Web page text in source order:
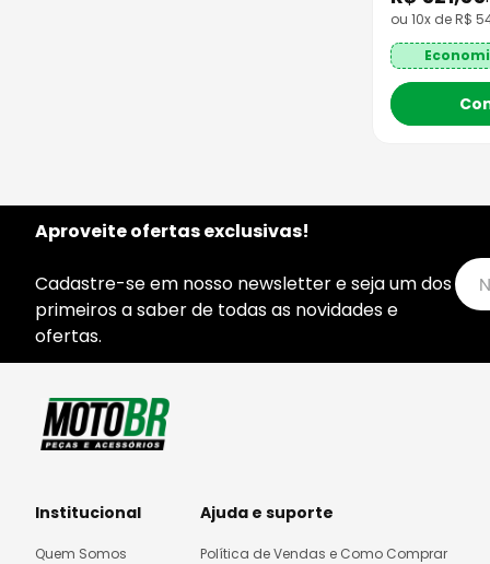
ou 10x deR$
Aproveite ofertas exclusivas!
Cadastre-se em nosso newsletter e seja um dos
primeiros a saber de todas as novidades e
ofertas.
Institucional
Quem Somos
Ajuda e suporte
Política de Vendas e Como Comprar